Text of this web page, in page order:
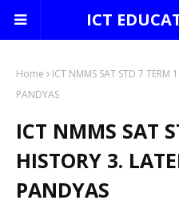
ICT
Home
ICT NMMS SAT STD 7 TERM
PANDYAS
ICT NMMS SAT
HISTORY 3.
PANDYAS